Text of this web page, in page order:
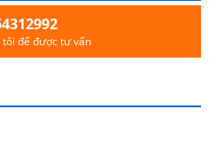
tôi để được tư vấn